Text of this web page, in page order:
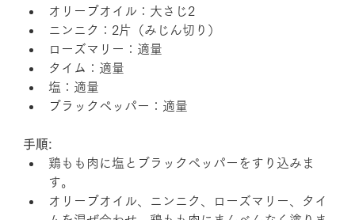
オリーブオイル：大さじ2
ニンニク：2片（みじん切り）
ローズマリー：適量
タイム：適量
塩：適量
ブラックペッパー：適量
手順:
鶏もも肉に塩とブラックペッパーをすり込みま
す。
オリーブオイル、ニンニク、ローズマリー、タイ